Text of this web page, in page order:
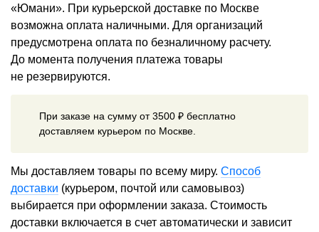
«Юмани». При курьерской доставке по Москве
возможна оплата наличными. Для организаций
предусмотрена оплата по безналичному расчету.
До момента получения платежа товары
не резервируются.
При заказе на сумму от 3500 ₽ бесплатно
доставляем курьером по Москве.
Мы доставляем товары по всему миру. Способ
доставки (курьером, почтой или самовывоз)
выбирается при оформлении заказа. Стоимость
доставки включается в счет автоматически и зависит